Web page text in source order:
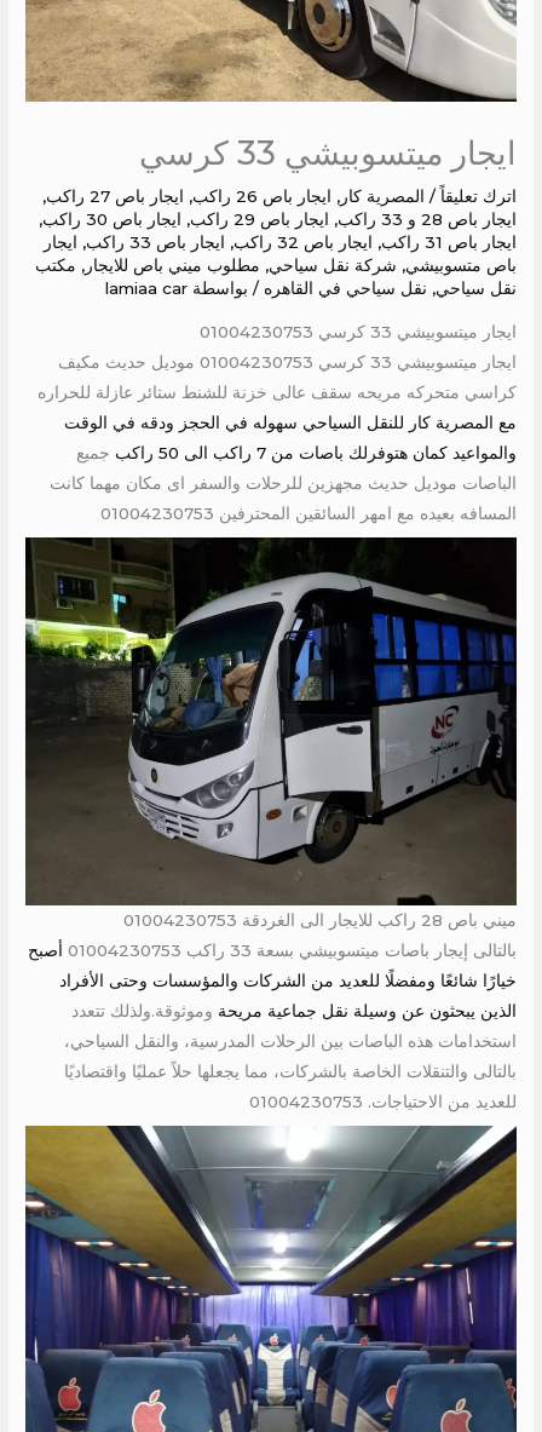
ايجار ميتسوبيشي 33 كرسي
اترك تعليقاً / المصرية كار, ايجار باص 26 راكب , ايجار باص 27 راكب
,
ايجار باص 28 و 33 راكب
, ايجار باص 29 راكب , ايجار باص 30 راكب
,
ايجار باص 31 راكب
, ايجار باص 32 راكب , ايجار باص 33 راكب , ايجار
باص متسوبيشي, شركة نقل سياحي, مطلوب ميني باص للايجار, مكتب
نقل سياحي, نقل سياحي في القاهره / بواسطة lamiaa car
ايجار ميتسوبيشي 33 كرسي 01004230753
ايجار ميتسوبيشي 33 كرسي 01004230753 موديل حديث مكيف
كراسي متحركه مريحه سقف عالى خزنة للشنط ستائر عازلة للحراره
مع المصرية كار للنقل السياحي سهوله في الحجز ودقه في الوقت
والمواعيد كمان هتوفرلك باصات من 7 راكب الى 50 راكب
جميع
الباصات موديل حديث مجهزين للرحلات والسفر اى مكان مهما كانت
المسافه بعيده مع امهر السائقين المحترفين 01004230753
ميني باص 28 راكب للايجار الى الغردقة 01004230753
بالتالى إيجار باصات ميتسوبيشي بسعة 33 راكب 01004230753
أصبح
خيارًا شائعًا ومفضلًا للعديد من الشركات والمؤسسات وحتى الأفراد
الذين يبحثون عن وسيلة نقل جماعية مريحة وموثوقة.ولذلك تتعدد
استخدامات هذه الباصات بين الرحلات المدرسية، والنقل السياحي،
بالتالى والتنقلات الخاصة بالشركات، مما يجعلها حلاً عمليًا واقتصاديًا
للعديد من الاحتياجات. 01004230753